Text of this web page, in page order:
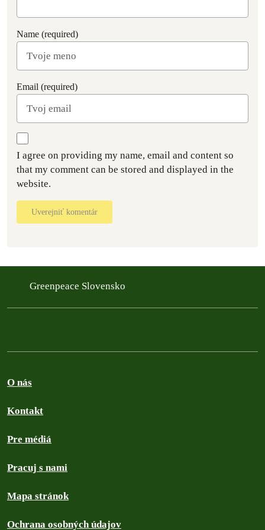
Name (required)
Email (required)
I agree on providing my name, email and content so
that my comment can be stored and displayed in the
website.
Uverejniť komentár
Greenpeace Slovensko
O nás
Kontakt
Pre médiá
Pracuj s nami
Mapa stránok
Ochrana osobných údajov